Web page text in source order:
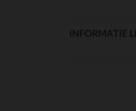
INFORMATIE